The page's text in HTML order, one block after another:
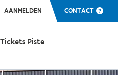
AANMELDEN CONTACT
Tickets Piste